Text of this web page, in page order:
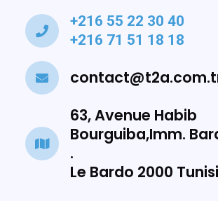
+216 55 22 30 40
+216 71 51 18 18
63, Avenue Habib
Bourguiba,Imm.
.
Le Bardo 2000